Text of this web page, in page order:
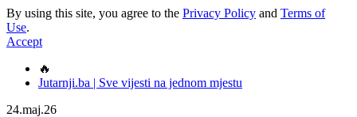
By using this site, you agree to the Privacy Policy and Terms of
Use.
Accept
🔥
Jutarnji.ba | Sve vijesti na jednom mjestu
24.maj.26